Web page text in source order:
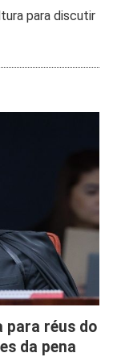
para discutir
para réus do
da pena